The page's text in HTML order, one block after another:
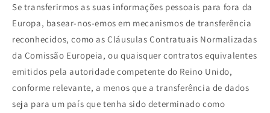
Se transferirmos as suas informações pessoais para fora da
Europa, basear-nos-emos em mecanismos de transferência
reconhecidos, como as Cláusulas Contratuais Normalizadas
da Comissão Europeia, ou quaisquer contratos equivalentes
emitidos pela autoridade competente do Reino Unido,
conforme relevante, a menos que a transferência de dados
seja para um país que tenha sido determinado como